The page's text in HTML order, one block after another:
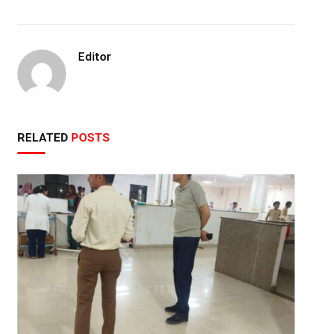
Editor
RELATED POSTS